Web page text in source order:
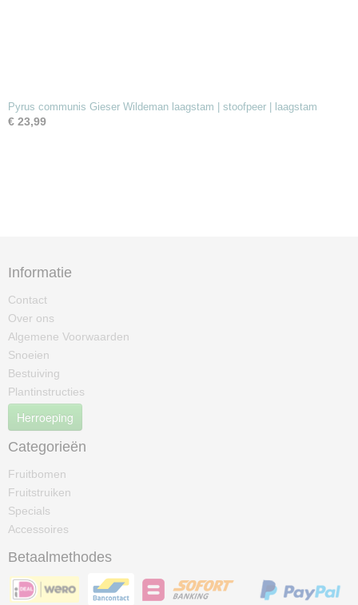
Pyrus communis Gieser Wildeman laagstam | stoofpeer | laagstam
€ 23,99
Informatie
Contact
Over ons
Algemene Voorwaarden
Snoeien
Bestuiving
Plantinstructies
Herroeping
Categorieën
Fruitbomen
Fruitstruiken
Specials
Accessoires
Betaalmethodes